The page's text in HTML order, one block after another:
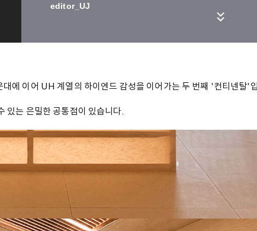
editor_UJ
에 이어 UH 계열의 하이엔드 감성을 이어가는 두 번째 '컨티넨탈'
있는 은밀한 공통점이 있습니다.